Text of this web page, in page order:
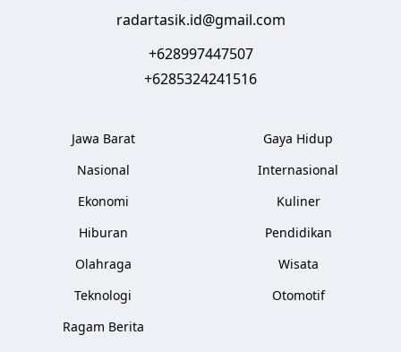
radartasik.id@gmail.com
+628997447507
+6285324241516
Jawa Barat
Nasional
Ekonomi
Hiburan
Olahraga
Teknologi
Ragam Berita
Gaya Hidup
Internasional
Kuliner
Pendidikan
Wisata
Otomotif